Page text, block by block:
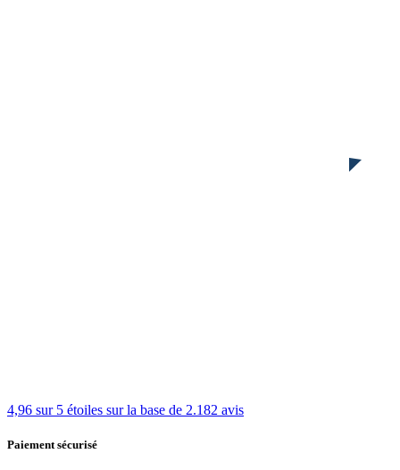
4,96 sur 5 étoiles sur la base de 2.182 avis
Paiement sécurisé